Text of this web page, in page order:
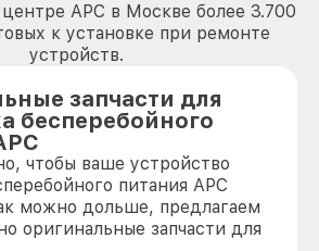
APC в Москве более 3.700
к установке при ремонте
устройств.
запчасти для
бесперебойного
чтобы ваше устройство
питания APC
можно дольше, предлагаем
оригинальные запчасти для